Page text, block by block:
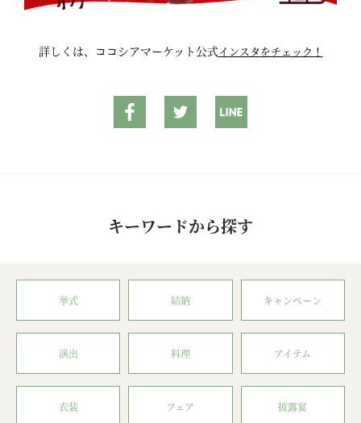
詳しくは、ココシアマーケット公式インスタをチェック！
キーワードから探す
挙式 結納 キャンペーン
演出 料理 アイテム
衣装 フェア 披露宴